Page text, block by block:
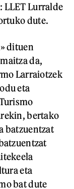
LLET Lurralde
dute.
dituen
da,
Larraiotzek
eta
bertako
batzuentzat
eta
bat dute